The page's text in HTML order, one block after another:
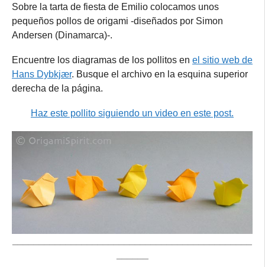
Sobre la tarta de fiesta de Emilio colocamos unos
pequeños pollos de origami -diseñados por Simon
Andersen (Dinamarca)-.
Encuentre los diagramas de los pollitos en el sitio web de
Hans Dybkjær. Busque el archivo en la esquina superior
derecha de la página.
Haz este pollito siguiendo un video en este post.